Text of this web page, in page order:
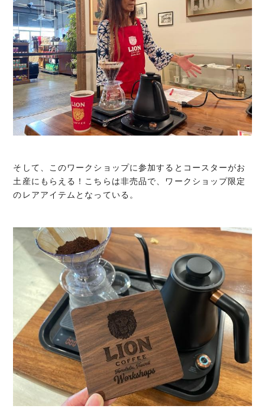
そして、このワークショップに参加するとコースターがお
土産にもらえる！こちらは非売品で、ワークショップ限定
のレアアイテムとなっている。